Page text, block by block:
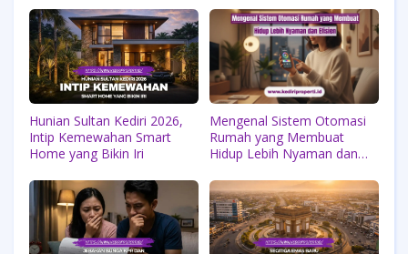
Hunian Sultan Kediri 2026,
Intip Kemewahan Smart
Home yang Bikin Iri
Mengenal Sistem Otomasi
Rumah yang Membuat
Hidup Lebih Nyaman dan